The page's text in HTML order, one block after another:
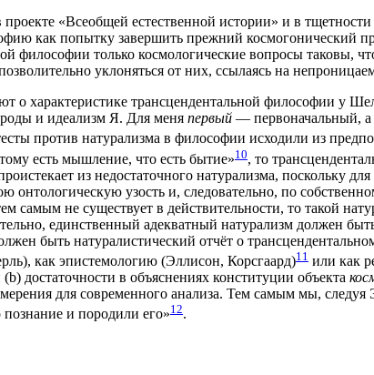
«Все­об­щей есте­ствен­ной исто­рии» и в
как попыт­ку завер­шить преж­ний кос­мо­го­ни­че­ский
фило­со­фии толь­ко кос­мо­ло­ги­че­ские вопро­сы тако­вы,
укло­нять­ся от них, ссы­ла­ясь на
о харак­те­ри­сти­ке транс­цен­ден­таль­ной фило­со­фии
и иде­а­лизм Я. Для меня пер­вый — пер­во­на­чаль­ный, а
про­тив нату­ра­лиз­ма в фило­со­фии исхо­ди­ли из
есть мыш­ле­ние, что есть бытие»10, то
из недо­ста­точ­но­го нату­ра­лиз­ма, посколь­ку
онто­ло­ги­че­скую узость и, сле­до­ва­тель­но, по
самым не суще­ству­ет в дей­стви­тель­но­сти, то такой
един­ствен­ный адек­ват­ный нату­ра­лизм дол­жен
быть нату­ра­ли­сти­че­ский отчёт о
как эпи­сте­мо­ло­гию (Элли­сон, Кор­с­га­ард)11 или как
доста­точ­но­сти в объ­яс­не­ни­ях кон­сти­ту­ции объ­ек­та
для совре­мен­но­го ана­ли­за. Тем самым мы,
позна­ние и поро­ди­ли его»12.